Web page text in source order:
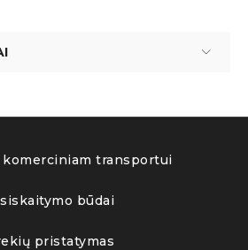
transportui
būdai
pristatymas